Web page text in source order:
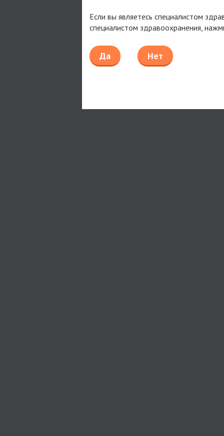
Если вы являетесь специалистом
специалистом здравоохранения,
Да Нет